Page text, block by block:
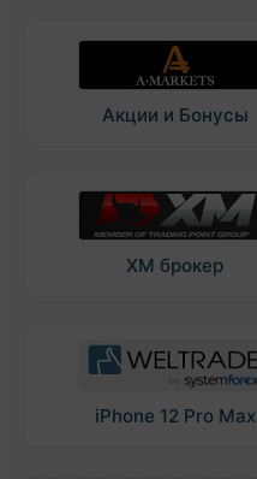
Акции и Бонусы
XM брокер
iPhone 12 Pro Max